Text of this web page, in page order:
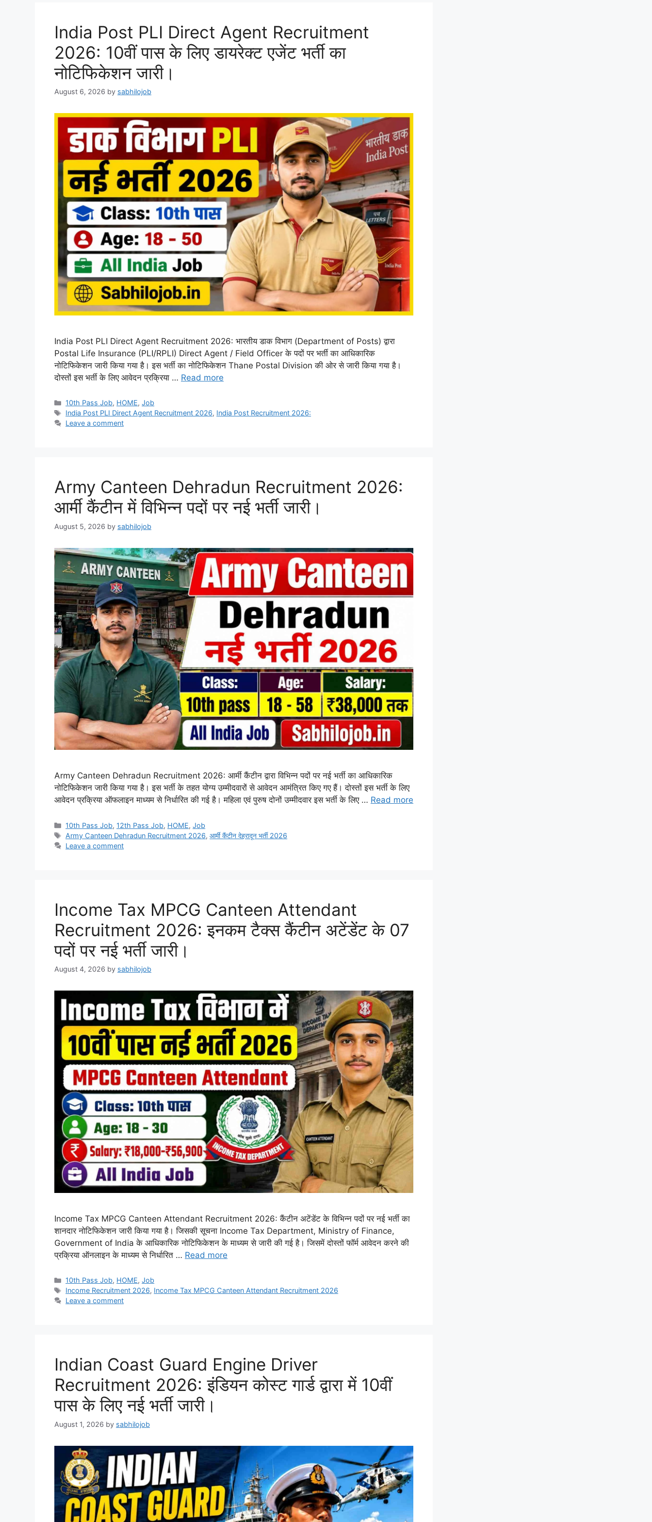
India Post PLI Direct Agent Recruitment
2026: 10वीं पास के लिए डायरेक्ट एजेंट भर्ती का
नोटिफिकेशन जारी।
August 6, 2026 by sabhilojob
India Post PLI Direct Agent Recruitment 2026: भारतीय डाक विभाग (Department of Posts) द्वारा
Postal Life Insurance (PLI/RPLI) Direct Agent / Field Officer के पदों पर भर्ती का आधिकारिक
नोटिफिकेशन जारी किया गया है। इस भर्ती का नोटिफिकेशन Thane Postal Division की ओर से जारी किया गया है।
दोस्तों इस भर्ती के लिए आवेदन प्रक्रिया … Read more
Categories
10th Pass Job, HOME,Job
Tags
India Post PLI Direct Agent Recruitment 2026, India Post Recruitment 2026:
Leave a comment
Army Canteen Dehradun Recruitment 2026:
आर्मी कैंटीन में विभिन्न पदों पर नई भर्ती जारी।
August 5, 2026 by sabhilojob
Army Canteen Dehradun Recruitment 2026: आर्मी कैंटीन द्वारा विभिन्न पदों पर नई भर्ती का आधिकारिक
नोटिफिकेशन जारी किया गया है। इस भर्ती के तहत योग्य उम्मीदवारों से आवेदन आमंत्रित किए गए हैं। दोस्तों इस भर्ती के लिए
आवेदन प्रक्रिया ऑफलाइन माध्यम से निर्धारित की गई है। महिला एवं पुरुष दोनों उम्मीदवार इस भर्ती के लिए … Read more
Categories
10th Pass Job, 12th Pass Job, HOME,Job
Tags
Army Canteen Dehradun Recruitment 2026,आर्मी कैंटीन देहरादून भर्ती 2026
Leave a comment
Income Tax MPCG Canteen Attendant
Recruitment 2026: इनकम टैक्स कैंटीन अटेंडेंट के 07
पदों पर नई भर्ती जारी।
August 4, 2026 by sabhilojob
Income Tax MPCG Canteen Attendant Recruitment 2026: कैंटीन अटेंडेंट के विभिन्न पदों पर नई भर्ती का
शानदार नोटिफिकेशन जारी किया गया है। जिसकी सूचना Income Tax Department, Ministry of Finance,
Government of India के आधिकारिक नोटिफिकेशन के माध्यम से जारी की गई है। जिसमें दोस्तों फॉर्म आवेदन करने की
प्रक्रिया ऑनलाइन के माध्यम से निर्धारित … Read more
Categories
10th Pass Job, HOME,Job
Tags
Income Recruitment 2026, Income Tax MPCG Canteen Attendant Recruitment 2026
Leave a comment
Indian Coast Guard Engine Driver
Recruitment 2026: इंडियन कोस्ट गार्ड द्वारा में 10वीं
पास के लिए नई भर्ती जारी।
August 1, 2026 by sabhilojob